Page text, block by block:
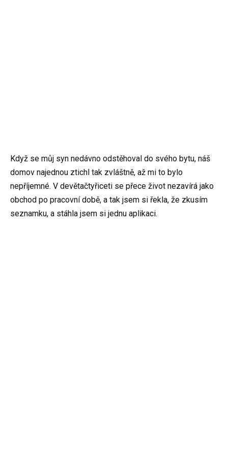
Když se můj syn nedávno odstěhoval do svého bytu, náš
domov najednou ztichl tak zvláštně, až mi to bylo
nepříjemné. V devětačtyřiceti se přece život nezavírá jako
obchod po pracovní době, a tak jsem si řekla, že zkusím
seznamku, a stáhla jsem si jednu aplikaci.